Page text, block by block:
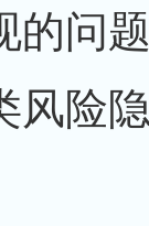
的问
风险